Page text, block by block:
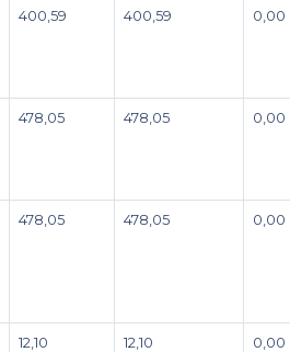
400,59 400,59 0,00
478,05 478,05 0,00
478,05 478,05 0,00
12,10 12,10 0,00